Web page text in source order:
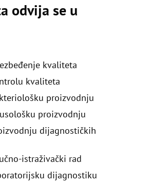
odvija se u
kvaliteta
kvaliteta
proizvodnju
proizvodnju
dijagnostičkih
istraživački rad
dijagnostiku